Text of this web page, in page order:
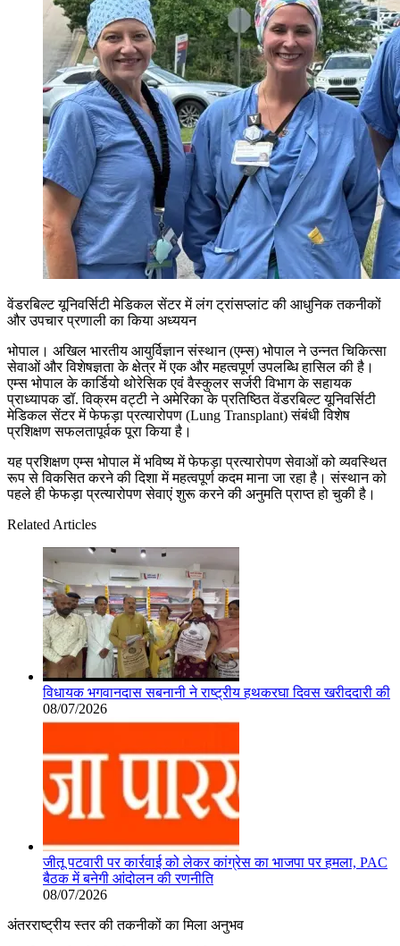
वेंडरबिल्ट यूनिवर्सिटी मेडिकल सेंटर में लंग ट्रांसप्लांट की आधुनिक तकनीकों
और उपचार प्रणाली का किया अध्ययन
भोपाल। अखिल भारतीय आयुर्विज्ञान संस्थान (एम्स) भोपाल ने उन्नत चिकित्सा
सेवाओं और विशेषज्ञता के क्षेत्र में एक और महत्वपूर्ण उपलब्धि हासिल की है।
एम्स भोपाल के कार्डियो थोरेसिक एवं वैस्कुलर सर्जरी विभाग के सहायक
प्राध्यापक डॉ. विक्रम वट्टी ने अमेरिका के प्रतिष्ठित वेंडरबिल्ट यूनिवर्सिटी
मेडिकल सेंटर में फेफड़ा प्रत्यारोपण (Lung Transplant) संबंधी विशेष
प्रशिक्षण सफलतापूर्वक पूरा किया है।
यह प्रशिक्षण एम्स भोपाल में भविष्य में फेफड़ा प्रत्यारोपण सेवाओं को व्यवस्थित
रूप से विकसित करने की दिशा में महत्वपूर्ण कदम माना जा रहा है। संस्थान को
पहले ही फेफड़ा प्रत्यारोपण सेवाएं शुरू करने की अनुमति प्राप्त हो चुकी है।
Related Articles
विधायक भगवानदास सबनानी ने राष्ट्रीय हथकरघा दिवस खरीददारी की
08/07/2026
जीतू पटवारी पर कार्रवाई को लेकर कांग्रेस का भाजपा पर हमला, PAC
बैठक में बनेगी आंदोलन की रणनीति
08/07/2026
अंतरराष्ट्रीय स्तर की तकनीकों का मिला अनुभव